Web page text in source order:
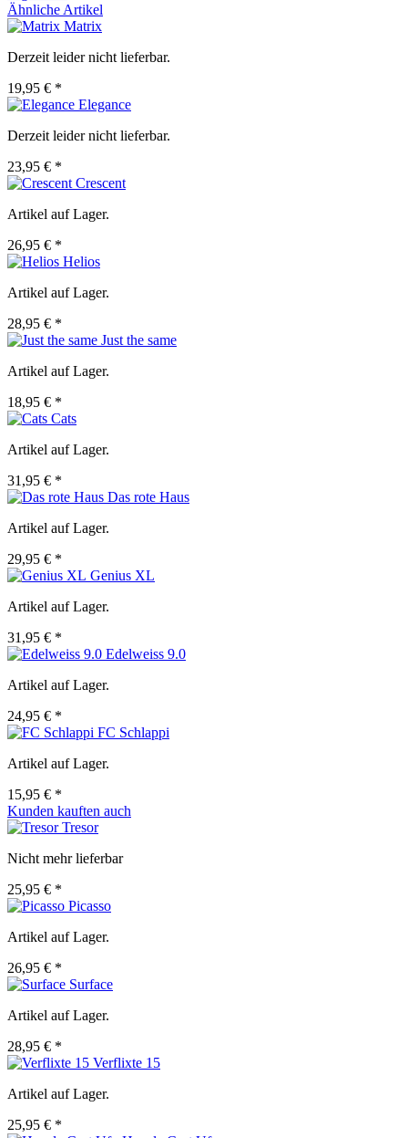
Ähnliche Artikel
Matrix
Derzeit leider nicht lieferbar.
19,95 € *
Elegance
Derzeit leider nicht lieferbar.
23,95 € *
Crescent
Artikel auf Lager.
26,95 € *
Helios
Artikel auf Lager.
28,95 € *
Just the same
Artikel auf Lager.
18,95 € *
Cats
Artikel auf Lager.
31,95 € *
Das rote Haus
Artikel auf Lager.
29,95 € *
Genius XL
Artikel auf Lager.
31,95 € *
Edelweiss 9.0
Artikel auf Lager.
24,95 € *
FC Schlappi
Artikel auf Lager.
15,95 € *
Kunden kauften auch
Tresor
Nicht mehr lieferbar
25,95 € *
Picasso
Artikel auf Lager.
26,95 € *
Surface
Artikel auf Lager.
28,95 € *
Verflixte 15
Artikel auf Lager.
25,95 € *